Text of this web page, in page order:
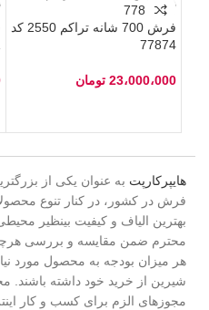
فرش 700 شانه تراکم 2550 کد
77874
23،000،000 تومان
هایپرکارپت به عنوان یکی از
بهترین الیاف و کیفیت بینظیر
محترم ضمن مقایسه و بررسی هرچه
هر میزان بودجه به محصول مورد
شیرین از خرید خود داشته باشند.
مجوزهای الزم برای کسب و کار